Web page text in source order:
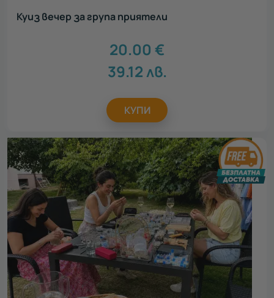
Куиз вечер за група приятели
20.00 €
39.12лв.
КУПИ